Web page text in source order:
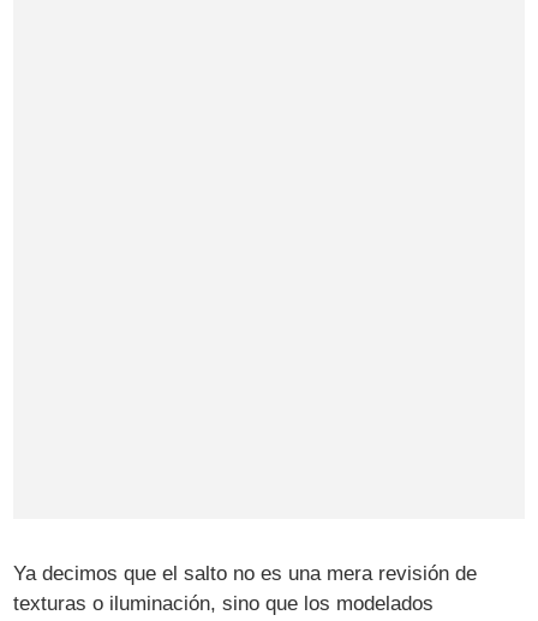
Ya decimos que el salto no es una mera revisión de
texturas o iluminación, sino que los modelados